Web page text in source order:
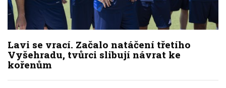
Lavi se vrací. Začalo natáčení třetího
Vyšehradu, tvůrci slibují návrat ke
kořenům